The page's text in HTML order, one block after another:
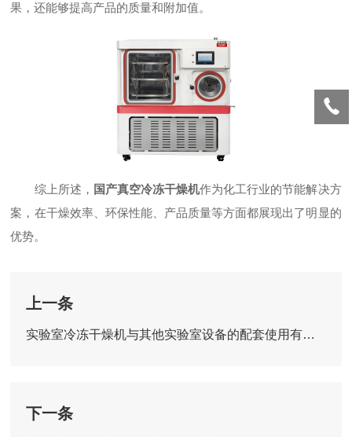
果，还能够提高产品的质量和附加值。
综上所述， 国产真空冷冻干燥机作为化工行业的节能解决方
案，在干燥效率、环保性能、产品质量等方面都展现出了明显的
优势。
上一条
实验室冷冻干燥机与其他实验室设备的配套使用有哪些注意事项？
下一条